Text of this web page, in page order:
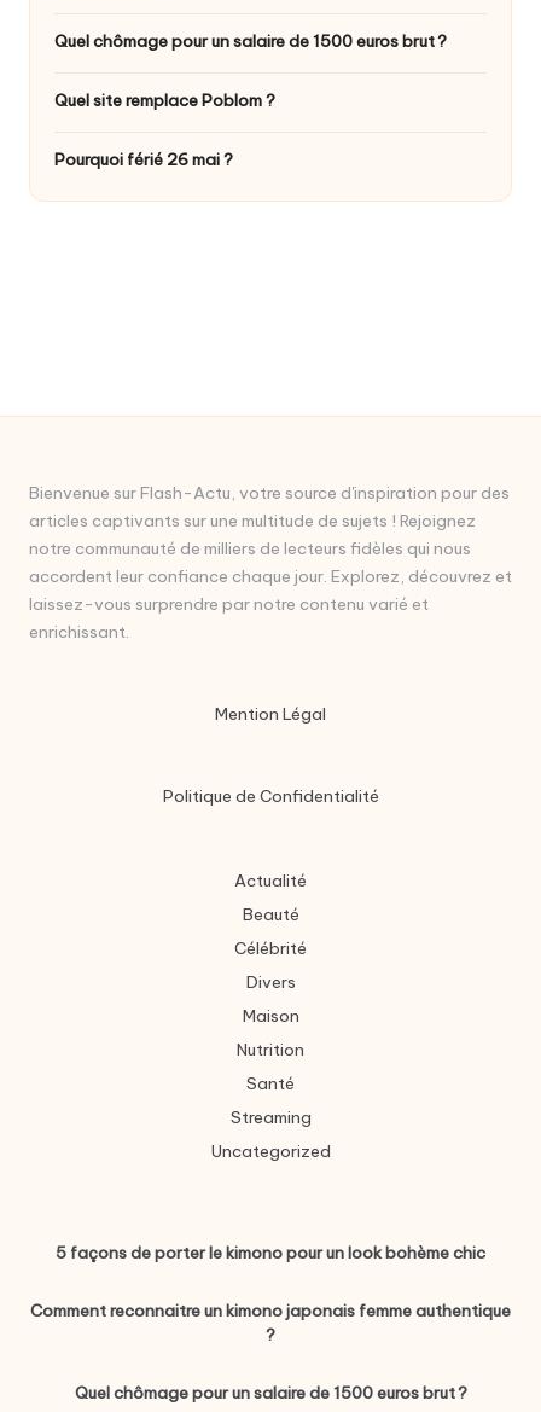
Quel chômage pour un salaire de 1500 euros brut ?
Quel site remplace Poblom ?
Pourquoi férié 26 mai ?
Bienvenue sur Flash-Actu, votre source d'inspiration pour des
articles captivants sur une multitude de sujets ! Rejoignez
notre communauté de milliers de lecteurs fidèles qui nous
accordent leur confiance chaque jour. Explorez, découvrez et
laissez-vous surprendre par notre contenu varié et
enrichissant.
Mention Légal
Politique de Confidentialité
Actualité
Beauté
Célébrité
Divers
Maison
Nutrition
Santé
Streaming
Uncategorized
5 façons de porter le kimono pour un look bohème chic
Comment reconnaitre un kimono japonais femme authentique
?
Quel chômage pour un salaire de 1500 euros brut ?